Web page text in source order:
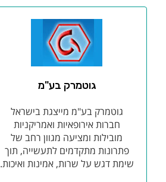
גוטמרק בע"מ
גוטמרק בע"מ מייצגת בישראל
חברות אירופאיות ואמריקניות
מובילות ומציעה מגוון רחב של
פתרונות מתקדמים לתעשייה, תוך
שימת דגש על שרות, אמינות ואיכות.